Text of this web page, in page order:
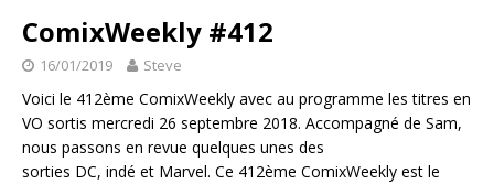
ComixWeekly #412
16/01/2019 Steve
Voici le 412ème ComixWeekly avec au programme les titres en
VO sortis mercredi 26 septembre 2018. Accompagné de Sam,
nous passons en revue quelques unes des
sorties DC, indé et Marvel. Ce 412ème ComixWeekly est le